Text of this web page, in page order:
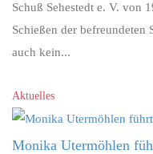
Schuß Sehestedt e. V. von
Schießen der befreundeten
auch kein...
Aktuelles
Monika Utermöhlen